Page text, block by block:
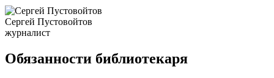
Сергей Пустовойтов
журналист
Обязанности библиотекаря